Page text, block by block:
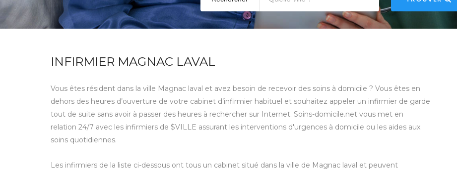
INFIRMIER MAGNAC LAVAL
Vous êtes résident dans la ville Magnac laval et avez besoin de recevoir des soins à domicile ? Vous êtes en
dehors des heures d’ouverture de votre cabinet d’infirmier habituel et souhaitez appeler un infirmier de garde
tout de suite sans avoir à passer des heures à rechercher sur Internet. Soins-domicile.net vous met en
relation 24/7 avec les infirmiers de $VILLE assurant les interventions d'urgences à domicile ou les aides aux
soins quotidiennes.
Les infirmiers de la liste ci-dessous ont tous un cabinet situé dans la ville de Magnac laval et peuvent